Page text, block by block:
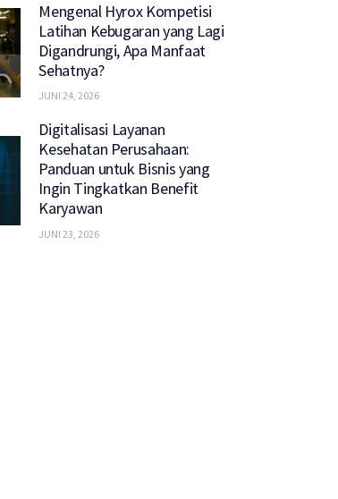
Mengenal Hyrox Kompetisi
Latihan Kebugaran yang Lagi
Digandrungi, Apa Manfaat
Sehatnya?
JUNI 24, 2026
Digitalisasi Layanan
Kesehatan Perusahaan:
Panduan untuk Bisnis yang
Ingin Tingkatkan Benefit
Karyawan
JUNI 23, 2026